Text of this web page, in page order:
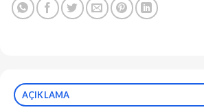
AÇIKLAMA